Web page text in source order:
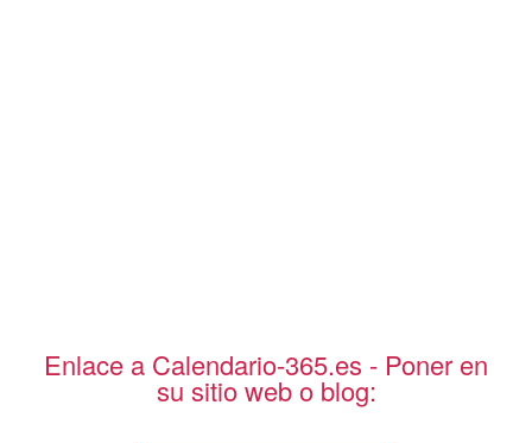
Enlace a Calendario-365.es - Poner en
su sitio web o blog: